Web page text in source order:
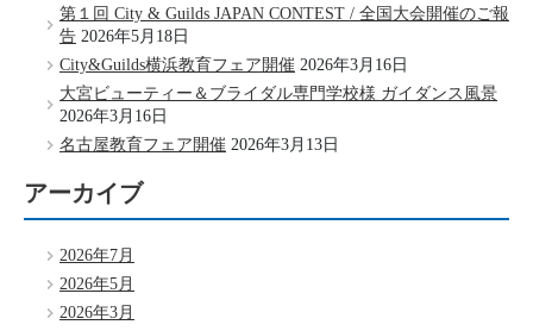
第１回 City & Guilds JAPAN CONTEST / 全国大会開催のご報
告 2026年5月18日
City&Guilds横浜教育フェア開催 2026年3月16日
大宮ビューティー＆ブライダル専門学校様 ガイダンス風景
2026年3月16日
名古屋教育フェア開催 2026年3月13日
アーカイブ
2026年7月
2026年5月
2026年3月